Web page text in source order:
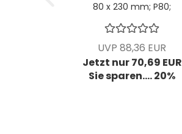
80 x 230 mm; P80;
UVP 88,36 EUR
Jetzt nur 70,69 EUR
Sie sparen.... 20%